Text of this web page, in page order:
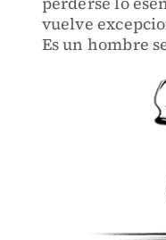
vuelve
Es un hombre